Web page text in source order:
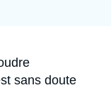
sans doute